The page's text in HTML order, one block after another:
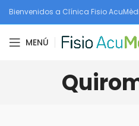
Bienvenidos a Clínica Fisio
MENÚ